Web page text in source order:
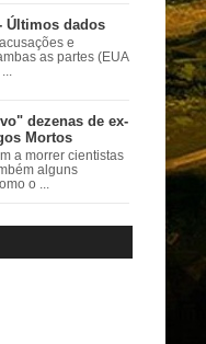
Últimos dados
e
as partes (EUA
dezenas de ex-
Mortos
a morrer cientistas
alguns
o ...